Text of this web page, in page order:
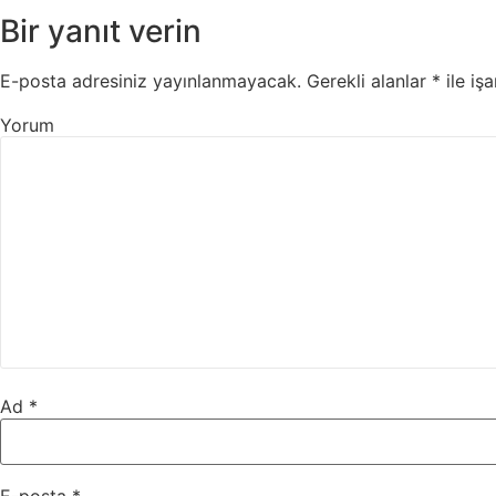
Bir yanıt verin
E-posta adresiniz yayınlanmayacak. Gerekli alanlar * ile
Yorum
Ad *